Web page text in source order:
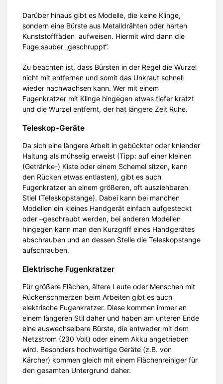
Darüber hinaus gibt es Modelle, die keine Klinge,
sondern eine Bürste aus Metalldrähten oder harten
Kunststofffäden aufweisen. Hiermit wird dann die
Fuge sauber „geschruppt“.
Zu beachten ist, dass Bürsten in der Regel die Wurzel
nicht mit entfernen und somit das Unkraut schnell
wieder nachwachsen kann. Wer mit einem
Fugenkratzer mit Klinge hingegen etwas tiefer kratzt
und die Wurzel entfernt, der hat längere Zeit Ruhe.
Teleskop-Geräte
Da sich eine längere Arbeit in gebückter oder kniender
Haltung als mühselig erweist (Tipp: auf einer kleinen
(Getränke-) Kiste oder einem Schemel sitzen, kann
den Rücken etwas entlasten), gibt es auch
Fugenkratzer an einem größeren, oft ausziehbaren
Stiel (Teleskopstange). Dabei kann bei manchen
Modellen ein kleines Handgerät einfach aufgesteckt
oder –geschraubt werden, bei anderen Modellen
hingegen kann man den Kurzgriff eines Handgerätes
abschrauben und an dessen Stelle die Teleskopstange
aufschrauben.
Elektrische Fugenkratzer
Für größere Flächen, ältere Leute oder Menschen mit
Rückenschmerzen beim Arbeiten gibt es auch
elektrische Fugenkratzer. Diese kommen immer an
einem längeren Stil daher und haben am unteren Ende
eine auswechselbare Bürste, die entweder mit dem
Netzstrom (230 Volt) oder einem Akku angetrieben
wird. Besonders hochwertige Geräte (z.B. von
Kärcher) kommen gleich mit einem Flächenreiniger für
den gesamten Untergrund daher.